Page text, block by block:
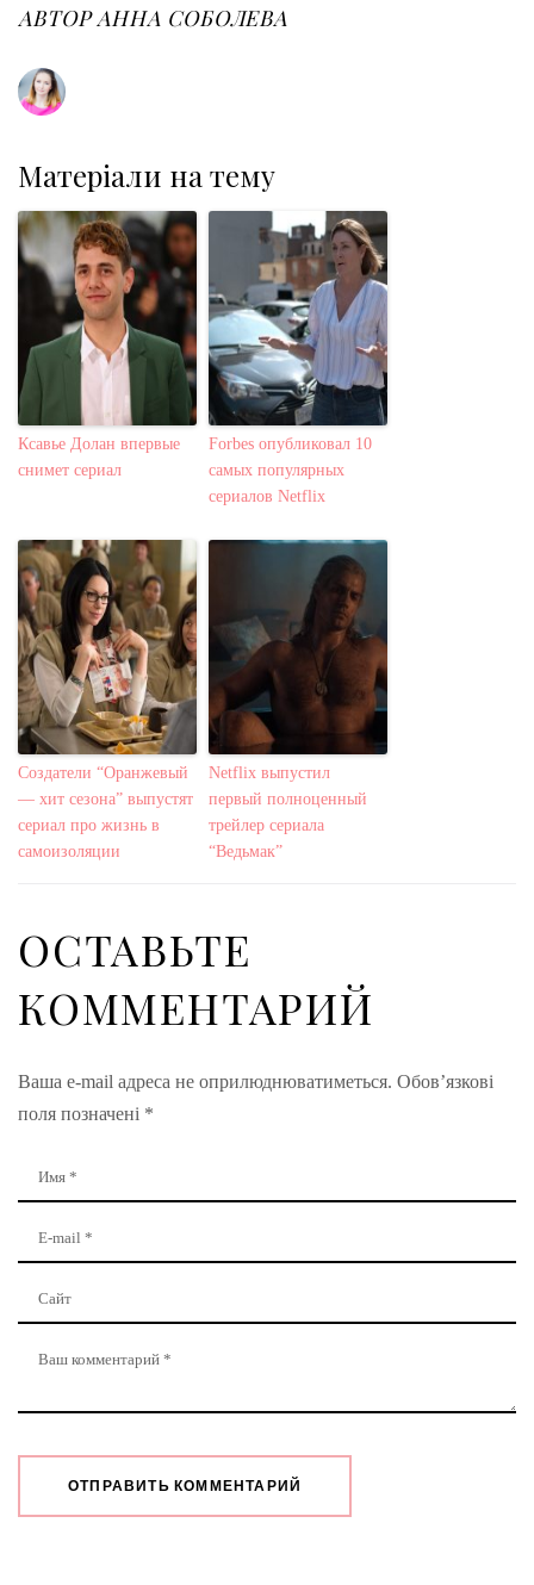
o
k
r
+
I
n
e
s
АВТОРАННА СОБОЛЕВА
Матеріали на тему
Ксавье Долан впервые
снимет сериал
Forbes опубликовал 10
самых популярных
сериалов Netflix
Создатели “Оранжевый
— хит сезона” выпустят
сериал про жизнь в
самоизоляции
Netflix выпустил
первый полноценный
трейлер сериала
“Ведьмак”
ОСТАВЬТЕ
КОММЕНТАРИЙ
Ваша e-mail адреса не оприлюднюватиметься. Обов’язкові
поля позначені *